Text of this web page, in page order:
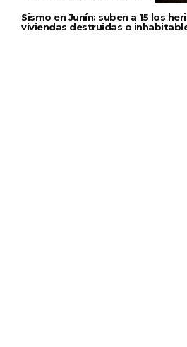
Sismo en Junín: suben a 15 los
viviendas destruidas o